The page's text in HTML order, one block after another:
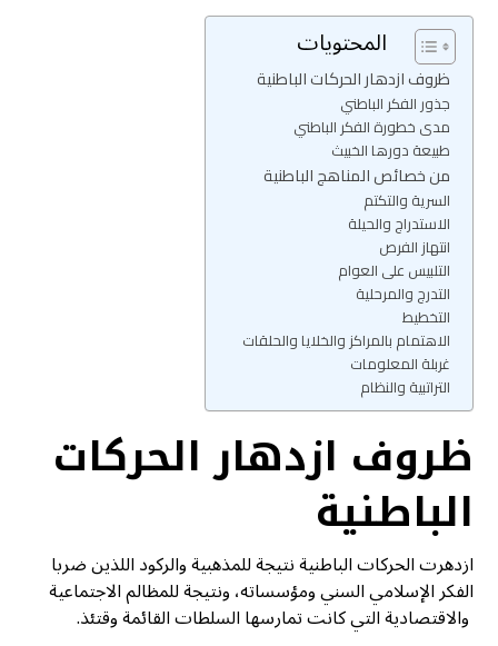
المحتويات
ظروف ازدهار الحركات الباطنية
جذور الفكر الباطني
مدى خطورة الفكر الباطني
طبيعة دورها الخبيث
من خصائص المناهج الباطنية
السرية والتكتم
الاستدراج والحيلة
انتهاز الفرص
التلبيس على العوام
التدرج والمرحلية
التخطيط
الاهتمام بالمراكز والخلايا والحلقات
غربلة المعلومات
التراتبية والنظام
ظروف ازدهار الحركات
الباطنية
ازدهرت الحركات الباطنية نتيجة للمذهبية والركود اللذين ضربا
الفكر الإسلامي السني ومؤسساته، ونتيجة للمظالم الاجتماعية
والاقتصادية التي كانت تمارسها السلطات القائمة وقتئذ.